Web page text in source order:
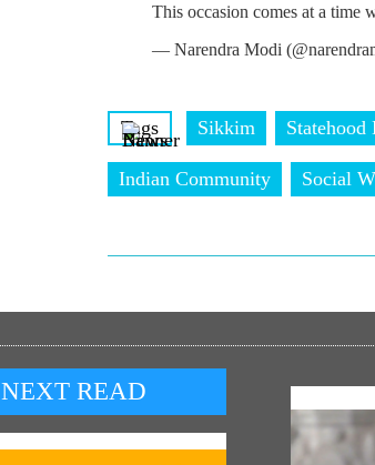
This occasion comes at a
— Narendra Modi
Tags Sikkim Statehood
Indian Community Social
NEXT READ